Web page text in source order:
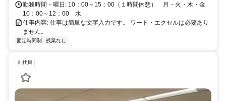
勤務時間・曜日: 10：00～15：00（１時間休憩） 月・火・木・金
10：00～12：00 水
仕事内容: 仕事は簡単な文字入力です。 ワード・エクセルは必要あり
ません。
固定時間制 残業なし
正社員